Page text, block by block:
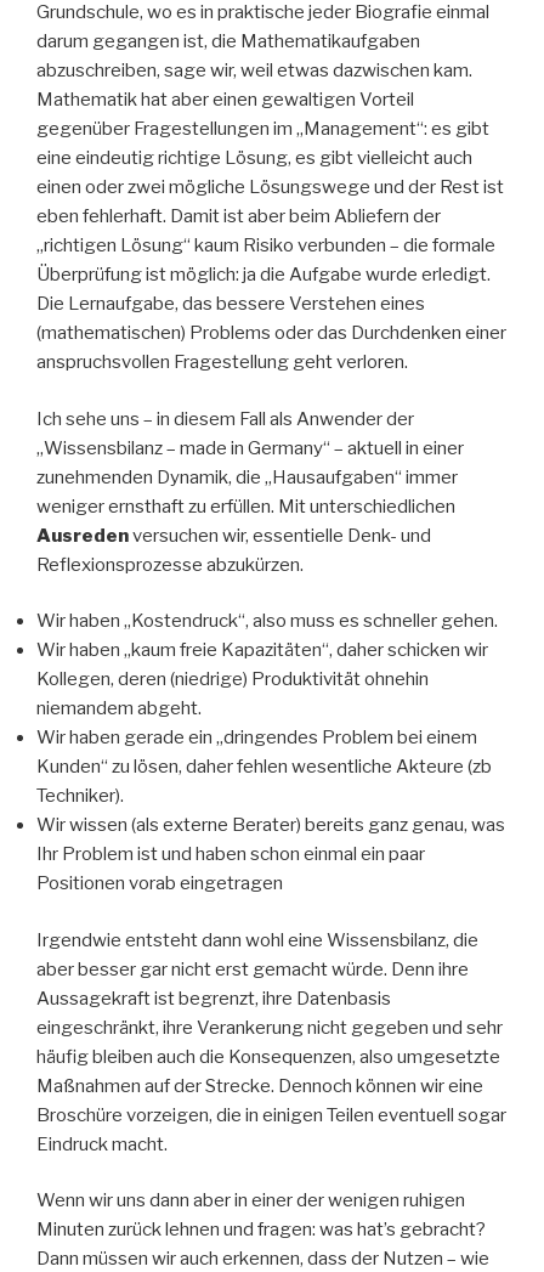
Grundschule, wo es in praktische jeder Biografie einmal
darum gegangen ist, die Mathematikaufgaben
abzuschreiben, sage wir, weil etwas dazwischen kam.
Mathematik hat aber einen gewaltigen Vorteil
gegenüber Fragestellungen im „Management“: es gibt
eine eindeutig richtige Lösung, es gibt vielleicht auch
einen oder zwei mögliche Lösungswege und der Rest ist
eben fehlerhaft. Damit ist aber beim Abliefern der
„richtigen Lösung“ kaum Risiko verbunden – die formale
Überprüfung ist möglich: ja die Aufgabe wurde erledigt.
Die Lernaufgabe, das bessere Verstehen eines
(mathematischen) Problems oder das Durchdenken einer
anspruchsvollen Fragestellung geht verloren.
Ich sehe uns – in diesem Fall als Anwender der
„Wissensbilanz – made in Germany“ – aktuell in einer
zunehmenden Dynamik, die „Hausaufgaben“ immer
weniger ernsthaft zu erfüllen. Mit unterschiedlichen
Ausredenversuchen wir, essentielle Denk- und
Reflexionsprozesse abzukürzen.
Wir haben „Kostendruck“, also muss es schneller gehen.
Wir haben „kaum freie Kapazitäten“, daher schicken wir
Kollegen, deren (niedrige) Produktivität ohnehin
niemandem abgeht.
Wir haben gerade ein „dringendes Problem bei einem
Kunden“ zu lösen, daher fehlen wesentliche Akteure (zb
Techniker).
Wir wissen (als externe Berater) bereits ganz genau, was
Ihr Problem ist und haben schon einmal ein paar
Positionen vorab eingetragen
Irgendwie entsteht dann wohl eine Wissensbilanz, die
aber besser gar nicht erst gemacht würde. Denn ihre
Aussagekraft ist begrenzt, ihre Datenbasis
eingeschränkt, ihre Verankerung nicht gegeben und sehr
häufig bleiben auch die Konsequenzen, also umgesetzte
Maßnahmen auf der Strecke. Dennoch können wir eine
Broschüre vorzeigen, die in einigen Teilen eventuell sogar
Eindruck macht.
Wenn wir uns dann aber in einer der wenigen ruhigen
Minuten zurück lehnen und fragen: was hat’s gebracht?
Dann müssen wir auch erkennen, dass der Nutzen – wie